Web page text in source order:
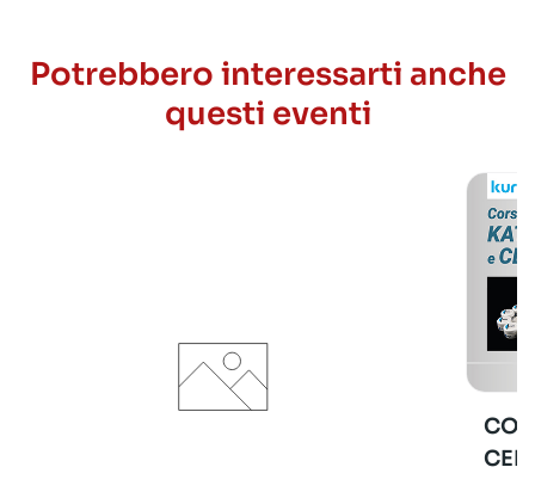
Potrebbero interessarti anche
questi eventi